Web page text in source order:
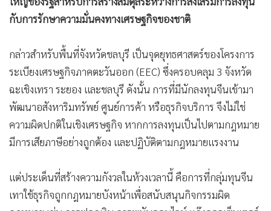
• เกม
• วิทยาศาสตร์
• หุ้น
• อินโดจีน
• กองทุนรวม
Celeb Online
•
Factcheck
• News1
• Gotomanager
กับการรักษาความมั่นคงทางเศรษฐกิจของชาติ
กล่าวสำหรับพื้นที่จังหวัดชลบุรี เป็นจุดยุทธศาสตร์ของโครงการ
ระเบียงเศรษฐกิจภาคตะวันออก (EEC) ซึ่งครอบคลุม 3 จังหวัด
ฉะเชิงเทรา ระยอง และชลบุรี ดังนั้น การที่มีนักลงทุนจีนเข้ามา
พัฒนาอสังหาริมทรัพย์ ศูนย์การค้า หรือธุรกิจบริการ จึงไม่ใช่
ความผิดปกติในเชิงเศรษฐกิจ หากการลงทุนเป็นไปตามกฎหมาย
มีการเสียภาษีอย่างถูกต้อง และปฏิบัติตามกฎหมายแรงงาน
แต่ประเด็นที่สร้างความกังวลในห้วงเวลานี้ คือการที่กลุ่มทุนจีน
เทาใช้ธุรกิจถูกกฎหมายบังหน้าเพื่อสนับสนุนกิจกรรมผิด